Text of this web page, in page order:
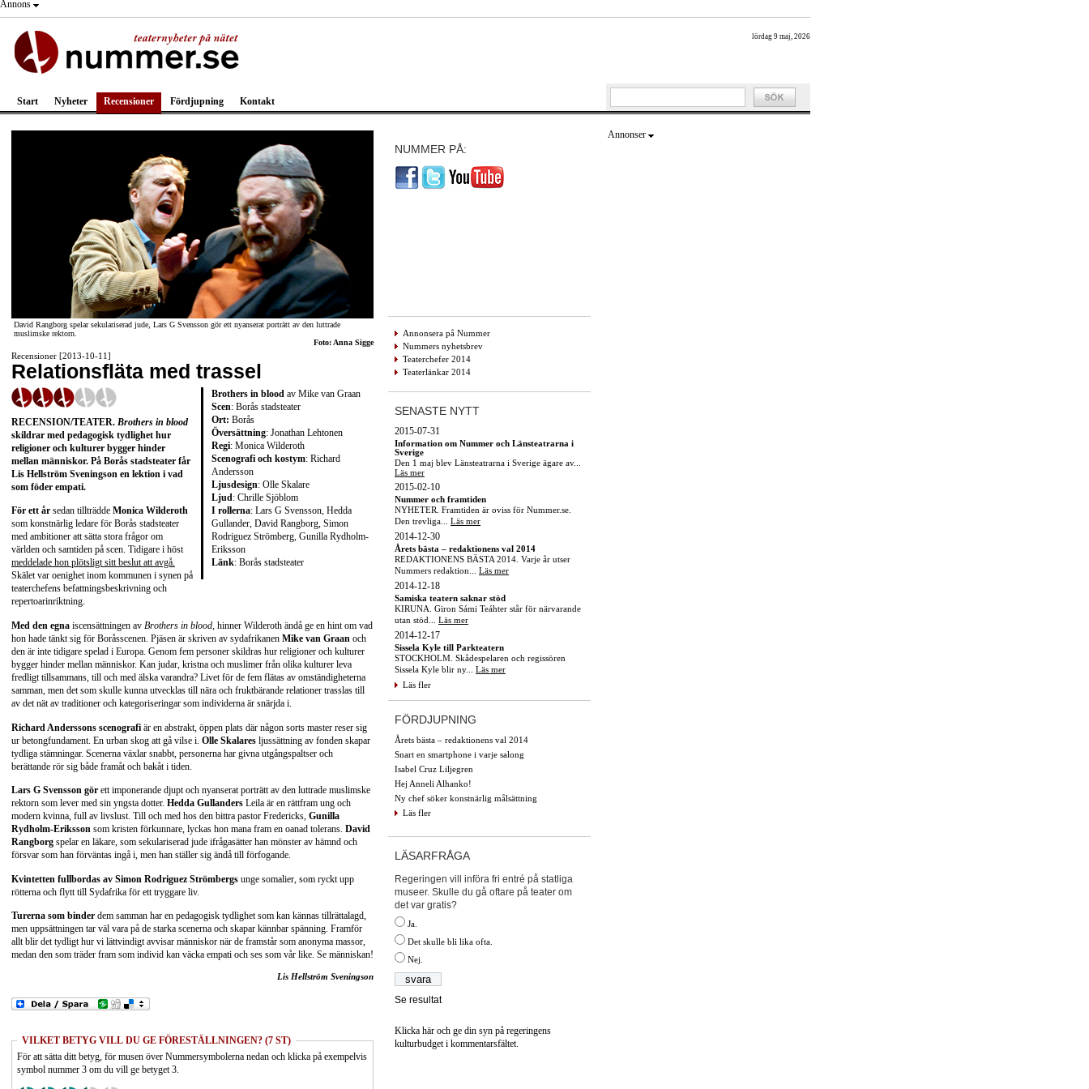
Annons
lördag 9 maj, 2026
Start Nyheter Recensioner Fördjupning Kontakt
David Rangborg spelar sekulariserad jude, Lars G Svensson gör ett nyanserat porträtt av den luttrade
muslimske rektorn.
Foto: Anna Sigge
Recensioner [2013-10-11]
Relationsfläta med trassel
Brothers in blood av Mike van Graan
Scen: Borås stadsteater
Ort: Borås
Översättning: Jonathan Lehtonen
Regi: Monica Wilderoth
Scenografi och kostym: Richard
Andersson
Ljusdesign: Olle Skalare
Ljud: Chrille Sjöblom
I rollerna: Lars G Svensson, Hedda
Gullander, David Rangborg, Simon
Rodriguez Strömberg, Gunilla Rydholm-
Eriksson
Länk: Borås stadsteater
RECENSION/TEATER. Brothers in blood
skildrar med pedagogisk tydlighet hur
religioner och kulturer bygger hinder
mellan människor. På Borås stadsteater får
Lis Hellström Sveningson en lektion i vad
som föder empati.
För ett år sedan tillträdde Monica Wilderoth
som konstnärlig ledare för Borås stadsteater
med ambitioner att sätta stora frågor om
världen och samtiden på scen. Tidigare i höst
meddelade hon plötsligt sitt beslut att avgå.
Skälet var oenighet inom kommunen i synen på
teaterchefens befattningsbeskrivning och
repertoarinriktning.
Med den egna iscensättningen av Brothers in blood, hinner Wilderoth ändå ge en hint om vad
hon hade tänkt sig för Boråsscenen. Pjäsen är skriven av sydafrikanen Mike van Graan och
den är inte tidigare spelad i Europa. Genom fem personer skildras hur religioner och kulturer
bygger hinder mellan människor. Kan judar, kristna och muslimer från olika kulturer leva
fredligt tillsammans, till och med älska varandra? Livet för de fem flätas av omständigheterna
samman, men det som skulle kunna utvecklas till nära och fruktbärande relationer trasslas till
av det nät av traditioner och kategoriseringar som individerna är snärjda i.
Richard Anderssons scenografi är en abstrakt, öppen plats där någon sorts master reser sig
ur betongfundament. En urban skog att gå vilse i. Olle Skalares ljussättning av fonden skapar
tydliga stämningar. Scenerna växlar snabbt, personerna har givna utgångspaltser och
berättande rör sig både framåt och bakåt i tiden.
Lars G Svensson gör ett imponerande djupt och nyanserat porträtt av den luttrade muslimske
rektorn som lever med sin yngsta dotter. Hedda Gullanders Leila är en rättfram ung och
modern kvinna, full av livslust. Till och med hos den bittra pastor Fredericks, Gunilla
Rydholm-Eriksson som kristen förkunnare, lyckas hon mana fram en oanad tolerans. David
Rangborg spelar en läkare, som sekulariserad jude ifrågasätter han mönster av hämnd och
försvar som han förväntas ingå i, men han ställer sig ändå till förfogande.
Kvintetten fullbordas av Simon Rodriguez Strömbergs unge somalier, som ryckt upp
rötterna och flytt till Sydafrika för ett tryggare liv.
Turerna som binder dem samman har en pedagogisk tydlighet som kan kännas tillrättalagd,
men uppsättningen tar väl vara på de starka scenerna och skapar kännbar spänning. Framför
allt blir det tydligt hur vi lättvindigt avvisar människor när de framstår som anonyma massor,
medan den som träder fram som individ kan väcka empati och ses som vår like. Se människan!
Lis Hellström Sveningson
VILKET BETYG VILL DU GE FÖRESTÄLLNINGEN? (7 ST)
För att sätta ditt betyg, för musen över Nummersymbolerna nedan och klicka på exempelvis
symbol nummer 3 om du vill ge betyget 3.
NUMMER PÅ:
Annonsera på Nummer
Nummers nyhetsbrev
Teaterchefer 2014
Teaterlänkar 2014
SENASTE NYTT
2015-07-31
Information om Nummer och Länsteatrarna i
Sverige
Den 1 maj blev Länsteatrarna i Sverige ägare av...
Läs mer
2015-02-10
Nummer och framtiden
NYHETER. Framtiden är oviss för Nummer.se.
Den trevliga... Läs mer
2014-12-30
Årets bästa – redaktionens val 2014
REDAKTIONENS BÄSTA 2014. Varje år utser
Nummers redaktion... Läs mer
2014-12-18
Samiska teatern saknar stöd
KIRUNA. Giron Sámi Teáhter står för närvarande
utan stöd... Läs mer
2014-12-17
Sissela Kyle till Parkteatern
STOCKHOLM. Skådespelaren och regissören
Sissela Kyle blir ny... Läs mer
Läs fler
FÖRDJUPNING
Årets bästa – redaktionens val 2014
Snart en smartphone i varje salong
Isabel Cruz Liljegren
Hej Anneli Alhanko!
Ny chef söker konstnärlig målsättning
Läs fler
LÄSARFRÅGA
Regeringen vill införa fri entré på statliga
museer. Skulle du gå oftare på teater om
det var gratis?
Ja.
Det skulle bli lika ofta.
Nej.
Se resultat
Klicka här och ge din syn på regeringens
kulturbudget i kommentarsfältet.
Annonser